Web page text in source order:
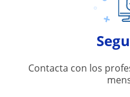
Contacta con los